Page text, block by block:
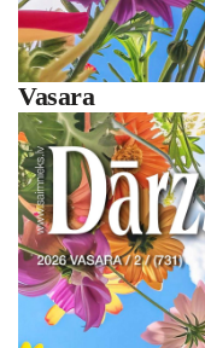
Vasara